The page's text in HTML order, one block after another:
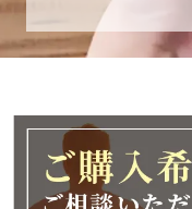
2025年12月25日(
2026年1月9日(金
す。
ご不便をおかけい